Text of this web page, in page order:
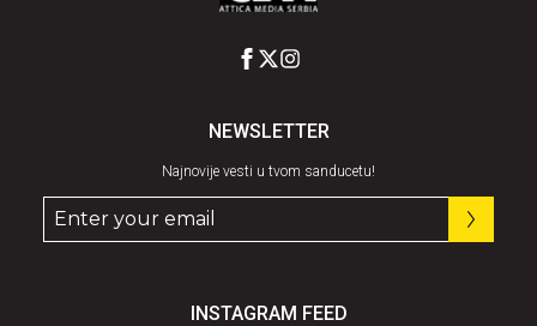
NEWSLETTER
Najnovije vesti u tvom sanducetu!
INSTAGRAM FEED